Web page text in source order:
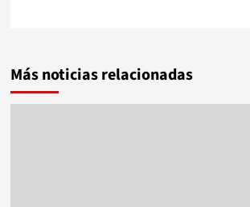
Más noticias relacionadas